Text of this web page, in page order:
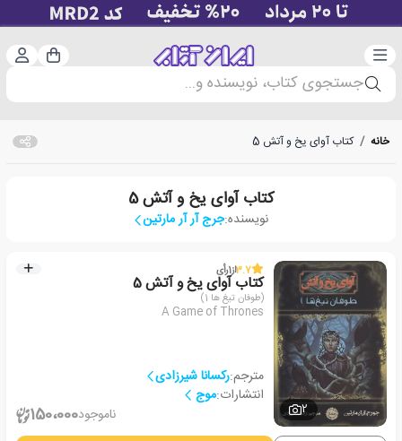
دسته‌بندی سبد
جستجوی کتاب، نویسنده و...
خانه / کتاب آوای یخ و آتش 5
کتاب آوای یخ و آتش 5
نویسنده:جرج آر آر مارتین
2
3.7از1رأی
کتاب آوای یخ و آتش 5
(طوفان تیغ ها 1)
A Game of Thrones
مترجم:رکسانا شیرزادی
انتشارات:موج
ناموجود150،000